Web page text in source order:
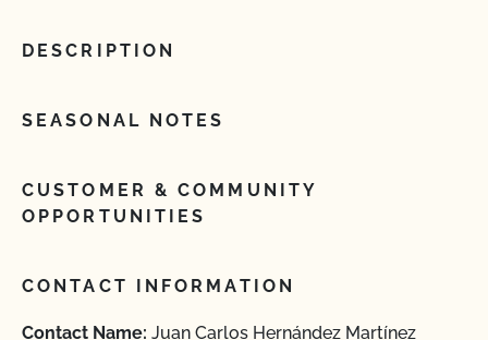
DESCRIPTION
SEASONAL NOTES
CUSTOMER & COMMUNITY
OPPORTUNITIES
CONTACT INFORMATION
Contact Name: Juan Carlos Hernández Martínez